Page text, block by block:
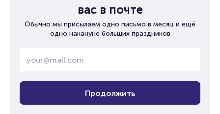
вас в почте
Обычно мы присылаем одно письмо в месяц и ещё
одно накануне больших праздников
Продолжить